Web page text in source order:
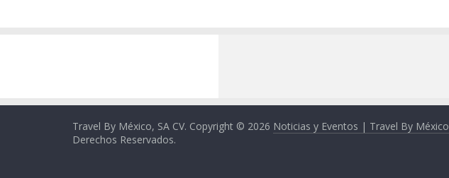
Travel By México, SA CV. Copyright © 2026 Noticias y Eventos | Travel By México
Derechos Reservados.